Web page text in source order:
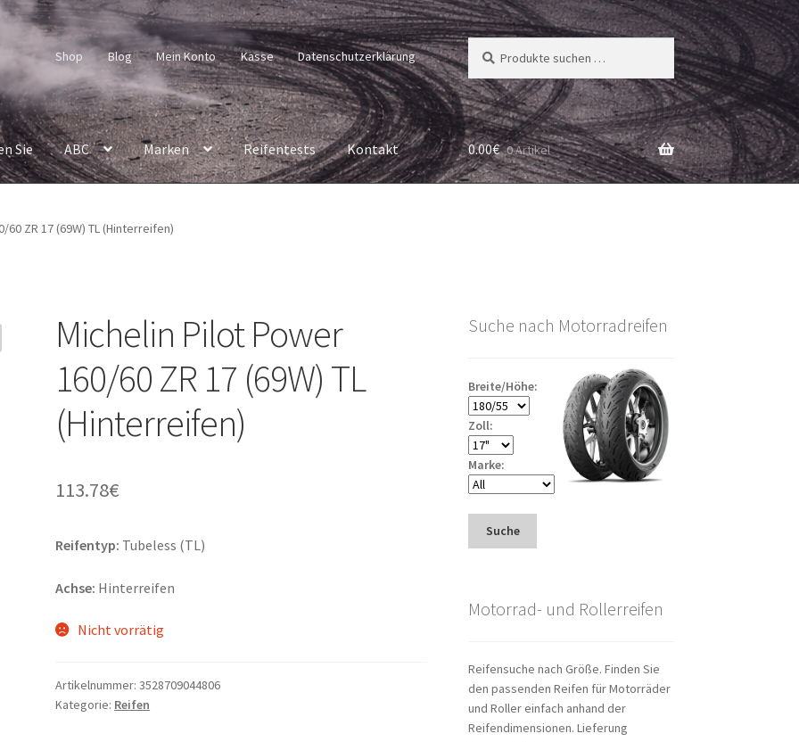
Shop Blog Mein Konto Kasse Datenschutzerklärung
Suchen
nach:
Suchen
Sie ABC Marken Reifentests Kontakt 0.00€ 0 Artikel
ZR 17 (69W) TL (Hinterreifen)
Michelin Pilot Power
160/60 ZR 17 (69W) TL
(Hinterreifen)
113.78€
Reifentyp: Tubeless (TL)
Achse: Hinterreifen
Nicht vorrätig
Artikelnummer:3528709044806
Kategorie: Reifen
Suche nach Motorradreifen
Breite/Höhe:
Zoll:
Marke:
Suche
Motorrad- und Rollerreifen
Reifensuche nach Größe. Finden Sie
den passenden Reifen für Motorräder
und Roller einfach anhand der
Reifendimensionen. Lieferung